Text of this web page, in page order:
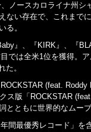
ノースカロライナ州シ
い存在で、これまで
る。
』、『KIRK』、『
では全米1位を獲得。
た。
(feat. Roddy
ス版「ROCKSTAR
ともに世界的なムー
間最優秀レコード」を